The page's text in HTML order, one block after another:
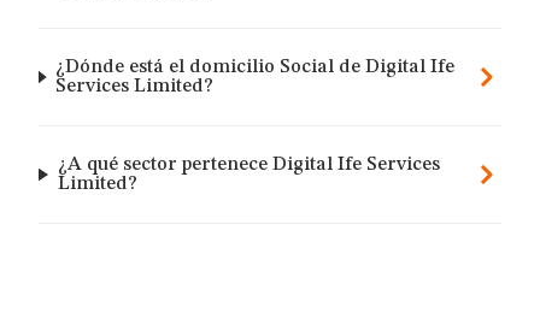
¿Dónde está el domicilio Social de Digital Ife
Services Limited?
¿A qué sector pertenece Digital Ife Services
Limited?